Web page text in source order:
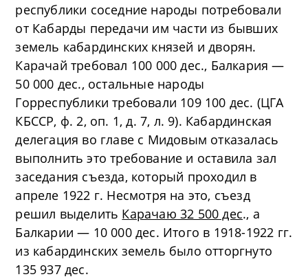
республики соседние народы потребовали
от Кабарды передачи им части из бывших
земель кабардинских князей и дворян.
Карачай требовал 100 000 дес., Балкария —
50 000 дес., остальные народы
Горреспублики требовали 109 100 дес. (ЦГА
КБССР, ф. 2, оп. 1, д. 7, л. 9). Кабардинская
делегация во главе с Мидовым отказалась
выполнить это требование и оставила зал
заседания съезда, который проходил в
апреле 1922 г. Несмотря на это, съезд
решил выделить Карачаю 32 500 дес., а
Балкарии — 10 000 дес. Итого в 1918-1922 гг.
из кабардинских земель было отторгнуто
135 937 дес.